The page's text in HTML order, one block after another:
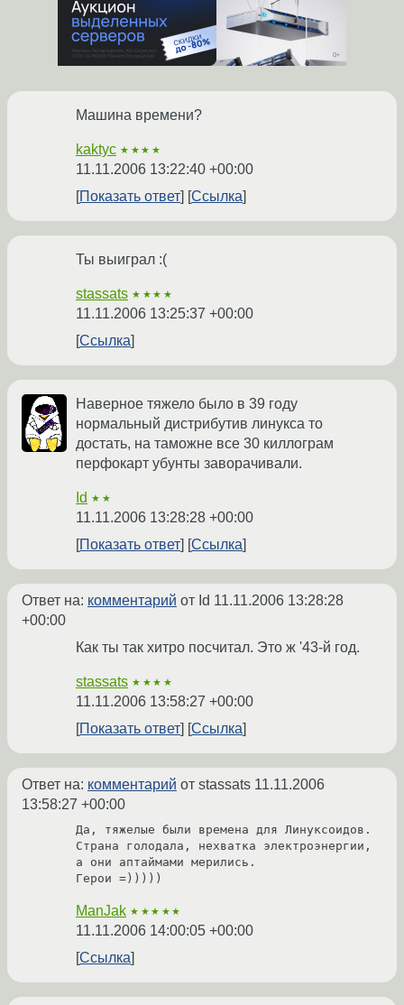
Машина времени?
kaktyc ★★★★
11.11.2006 13:22:40 +00:00
Показать ответ
Ссылка
Ты выиграл :(
stassats ★★★★
11.11.2006 13:25:37 +00:00
Ссылка
Наверное тяжело было в 39 году
нормальный дистрибутив линукса то
достать, на таможне все 30 киллограм
перфокарт убунты заворачивали.
Id ★★
11.11.2006 13:28:28 +00:00
Показать ответ
Ссылка
Ответ на: комментарий от Id 11.11.2006 13:28:28
+00:00
Как ты так хитро посчитал. Это ж '43-й год.
stassats ★★★★
11.11.2006 13:58:27 +00:00
Показать ответ
Ссылка
Ответ на: комментарий от stassats 11.11.2006
13:58:27 +00:00
Да, тяжелые были времена для Линуксоидов.
Страна голодала, нехватка электроэнергии,
а они аптаймами мерились.
Герои =)))))
ManJak ★★★★★
11.11.2006 14:00:05 +00:00
Ссылка